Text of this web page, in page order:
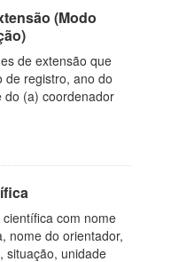
(Modo
de extensão que
de registro, ano do
do (a) coordenador
com nome
nome do orientador,
situação, unidade